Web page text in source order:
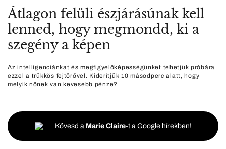
Átlagon felüli észjárásúnak kell
lenned, hogy megmondd, ki a
szegény a képen
Az intelligenciánkat és megfigyelőképességünket tehetjük próbára
ezzel a trükkös fejtörővel. Kiderítjük 10 másodperc alatt, hogy
melyik nőnek van kevesebb pénze?
Kövesd a Marie Claire-t a Google hírekben!